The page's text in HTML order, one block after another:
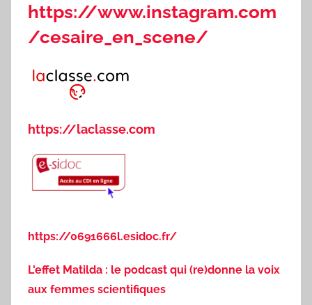
https://www.instagram.com
/cesaire_en_scene/
https://laclasse.com
https://0691666l.esidoc.fr/
L'effet Matilda : le podcast qui (re)donne la voix
aux femmes scientifiques